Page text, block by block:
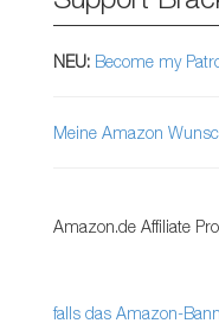
NEU: Become my
Meine Amazon
Amazon.de Affiliate
falls das Amazon-